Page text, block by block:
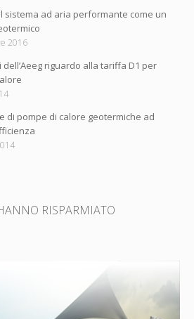
sistema ad aria performante come un
2016
dell’Aeeg riguardo alla tariffa D1 per
di pompe di calore geotermiche ad
RISPARMIATO